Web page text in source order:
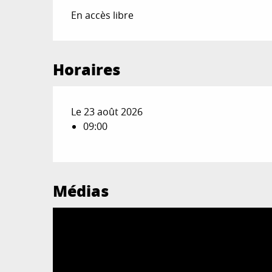
En accès libre
Horaires
Le 23 août 2026
09:00
Médias